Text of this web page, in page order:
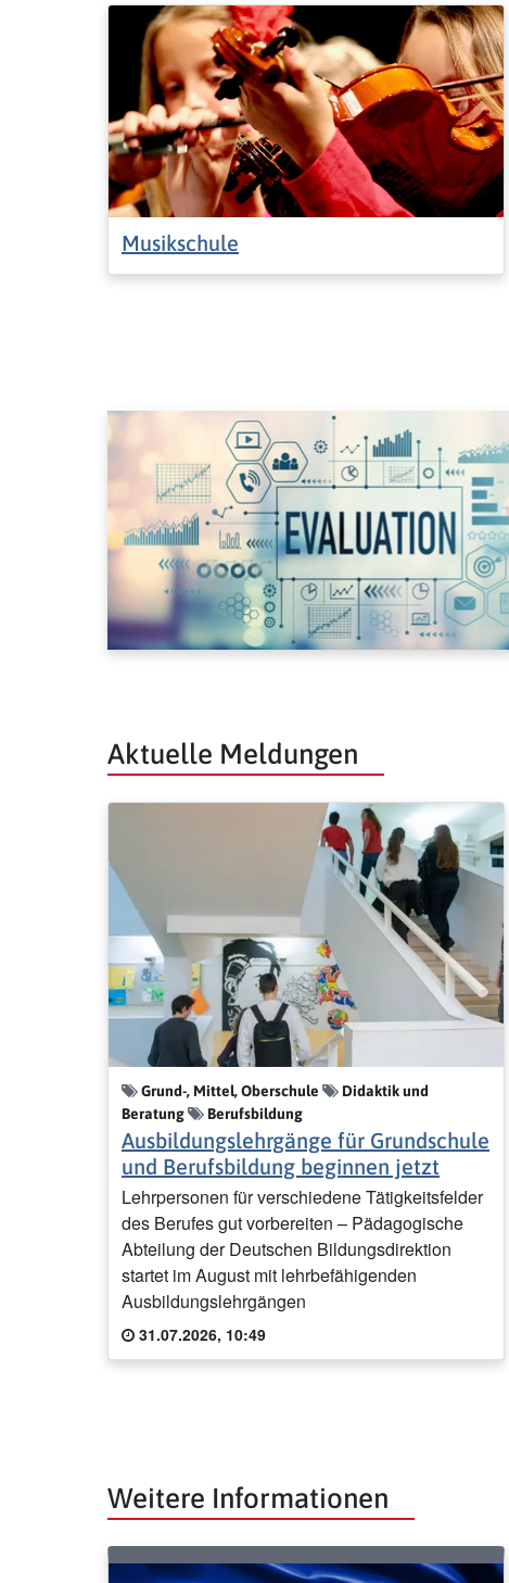
Musikschule
Aktuelle Meldungen
Grund-, Mittel, Oberschule
Didaktik und
Beratung
Berufsbildung
Ausbildungslehrgänge für Grundschule
und Berufsbildung beginnen jetzt
Lehrpersonen für verschiedene Tätigkeitsfelder
des Berufes gut vorbereiten – Pädagogische
Abteilung der Deutschen Bildungsdirektion
startet im August mit lehrbefähigenden
Ausbildungslehrgängen
31.07.2026, 10:49
Weitere Informationen